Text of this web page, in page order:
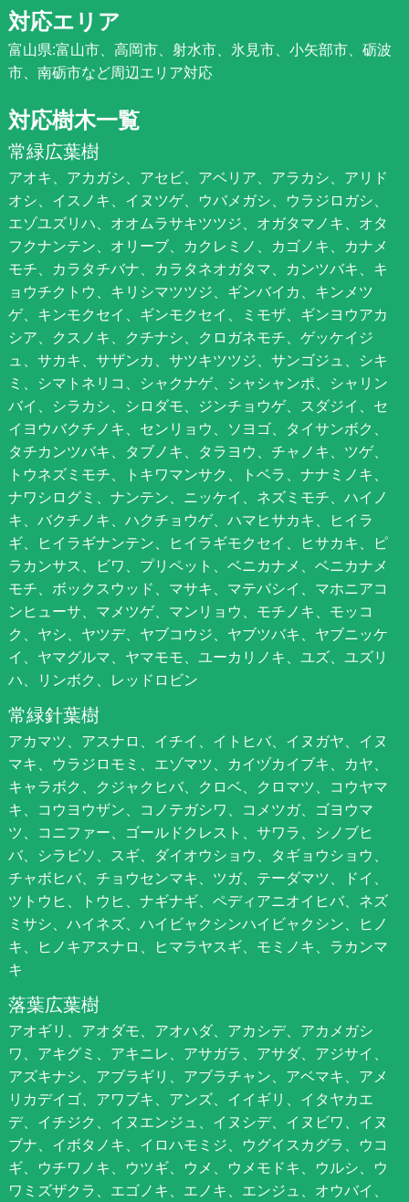
対応エリア
富山県:富山市、高岡市、射水市、氷見市、小矢部市、砺波
市、南砺市など周辺エリア対応
対応樹木一覧
常緑広葉樹
アオキ、アカガシ、アセビ、アベリア、アラカシ、アリド
オシ、イスノキ、イヌツゲ、ウバメガシ、ウラジロガシ、
エゾユズリハ、オオムラサキツツジ、オガタマノキ、オタ
フクナンテン、オリーブ、カクレミノ、カゴノキ、カナメ
モチ、カラタチバナ、カラタネオガタマ、カンツバキ、キ
ョウチクトウ、キリシマツツジ、ギンバイカ、キンメツ
ゲ、キンモクセイ、ギンモクセイ、ミモザ、ギンヨウアカ
シア、クスノキ、クチナシ、クロガネモチ、ゲッケイジ
ュ、サカキ、サザンカ、サツキツツジ、サンゴジュ、シキ
ミ、シマトネリコ、シャクナゲ、シャシャンポ、シャリン
バイ、シラカシ、シロダモ、ジンチョウゲ、スダジイ、セ
イヨウバクチノキ、センリョウ、ソヨゴ、タイサンボク、
タチカンツバキ、タブノキ、タラヨウ、チャノキ、ツゲ、
トウネズミモチ、トキワマンサク、トベラ、ナナミノキ、
ナワシログミ、ナンテン、ニッケイ、ネズミモチ、ハイノ
キ、バクチノキ、ハクチョウゲ、ハマヒサカキ、ヒイラ
ギ、ヒイラギナンテン、ヒイラギモクセイ、ヒサカキ、ピ
ラカンサス、ビワ、プリペット、ベニカナメ、ベニカナメ
モチ、ボックスウッド、マサキ、マテバシイ、マホニアコ
ンヒューサ、マメツゲ、マンリョウ、モチノキ、モッコ
ク、ヤシ、ヤツデ、ヤブコウジ、ヤブツバキ、ヤブニッケ
イ、ヤマグルマ、ヤマモモ、ユーカリノキ、ユズ、ユズリ
ハ、リンボク、レッドロビン
常緑針葉樹
アカマツ、アスナロ、イチイ、イトヒバ、イヌガヤ、イヌ
マキ、ウラジロモミ、エゾマツ、カイヅカイブキ、カヤ、
キャラボク、クジャクヒバ、クロベ、クロマツ、コウヤマ
キ、コウヨウザン、コノテガシワ、コメツガ、ゴヨウマ
ツ、コニファー、ゴールドクレスト、サワラ、シノブヒ
バ、シラビソ、スギ、ダイオウショウ、タギョウショウ、
チャボヒバ、チョウセンマキ、ツガ、テーダマツ、ドイ、
ツトウヒ、トウヒ、ナギナギ、ペディアニオイヒバ、ネズ
ミサシ、ハイネズ、ハイビャクシンハイビャクシン、ヒノ
キ、ヒノキアスナロ、ヒマラヤスギ、モミノキ、ラカンマ
キ
落葉広葉樹
アオギリ、アオダモ、アオハダ、アカシデ、アカメガシ
ワ、アキグミ、アキニレ、アサガラ、アサダ、アジサイ、
アズキナシ、アブラギリ、アブラチャン、アベマキ、アメ
リカデイゴ、アワブキ、アンズ、イイギリ、イタヤカエ
デ、イチジク、イヌエンジュ、イヌシデ、イヌビワ、イヌ
ブナ、イボタノキ、イロハモミジ、ウグイスカグラ、ウコ
ギ、ウチワノキ、ウツギ、ウメ、ウメモドキ、ウルシ、ウ
ワミズザクラ、エゴノキ、エノキ、エンジュ、オウバイ、